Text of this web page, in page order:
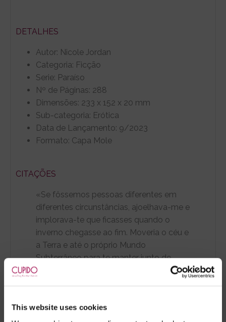
This website uses cookies
DETALHES
Autor: Nicole Jordan
Categoria: Ficção
Serie: Paraíso
Nº de Páginas: 288
Dimensões: 233 x 152 x 20 mm
Sub-categoria: Erótica
Data de Lançamento: 9/2023
Formato: Capa Mole
CITAÇÕES
«Se fôssemos pessoas diferentes em
diferentes circunstâncias, ajoelhava-me e
implorava-te que ficasses quando o
inverno chegasse ao fim. Moveria o céu e
a Terra e até o próprio Mundo
Subterrâneo para te manter junto de
mim.»
parte disso, fazem parte de ti. São a